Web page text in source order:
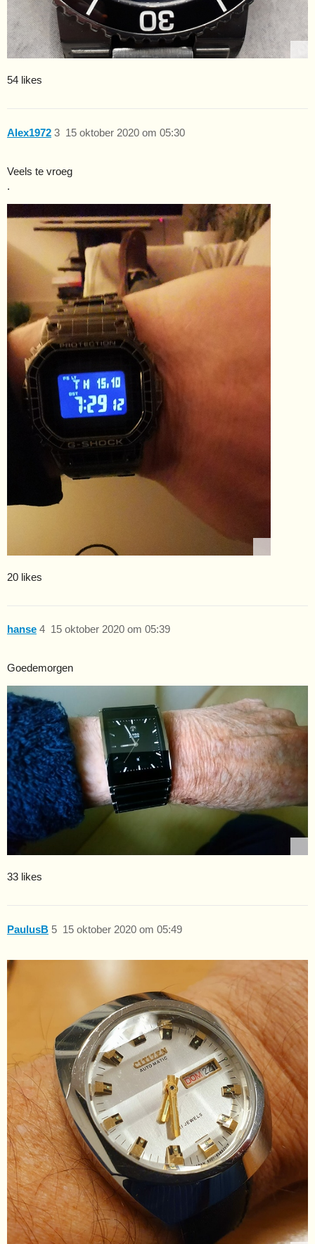
54 likes
Alex1972 15 oktober 2020 om 05:30
3
Veels te vroeg
.
20 likes
hanse 15 oktober 2020 om 05:39
4
Goedemorgen
33 likes
PaulusB 15 oktober 2020 om 05:49
5